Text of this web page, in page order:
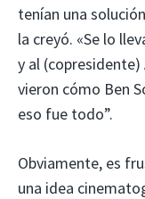
tenían una
la creyó. «Se lo
y al
vieron cómo Ben
eso fue todo”.
Obviamente, es
una idea